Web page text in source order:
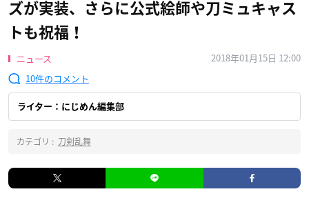
ズが実装、さらに公式絵師や刀ミュキャス
トも祝福！
ニュース
2018年01月15日 12:00
10
ライター：にじめん編集部
カテゴリ : 刀剣乱舞